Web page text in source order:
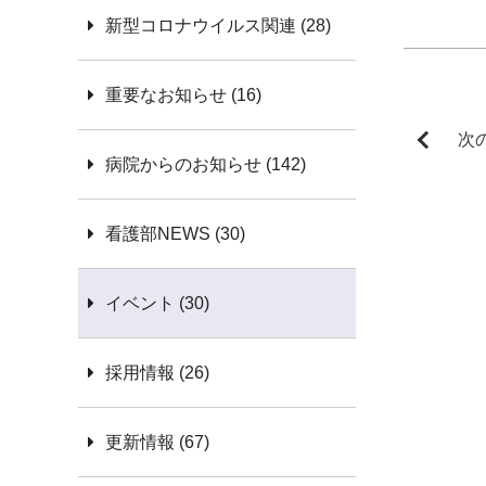
次
新型コロナウイルス関連 (28)
重要なお知らせ (16)
病院からのお知らせ (142)
看護部NEWS (30)
イベント (30)
採用情報 (26)
更新情報 (67)